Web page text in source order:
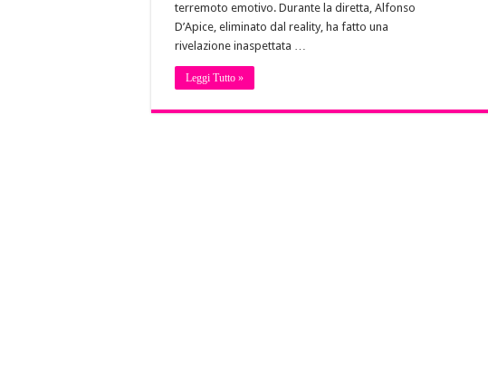
terremoto emotivo. Durante la diretta, Alfonso
D’Apice, eliminato dal reality, ha fatto una
rivelazione inaspettata …
Leggi Tutto »